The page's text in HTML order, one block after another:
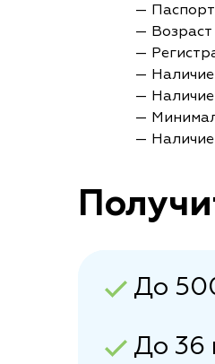
—
— Возраст
—
— Наличие
—
—
— Наличие
До
До 36